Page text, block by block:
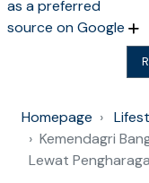
as a preferred
source on Google
Homepage
Kemendagri
Lewat